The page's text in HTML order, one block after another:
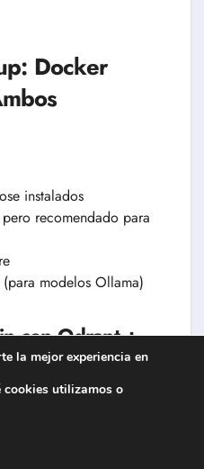
Docker
instalados
recomendado para
modelos Ollama)
con Qdrant +
la mejor experiencia en
cookies utilizamos o